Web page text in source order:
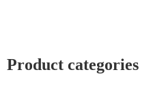
Product categories